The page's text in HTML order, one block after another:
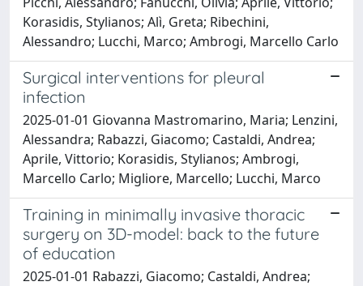
Korasidis, Stylianos; Alì, Greta; Ribechini,
Alessandro; Lucchi, Marco; Ambrogi, Marcello Carlo
Surgical interventions for pleural
infection
2025-01-01 Giovanna Mastromarino, Maria; Lenzini,
Alessandra; Rabazzi, Giacomo; Castaldi, Andrea;
Aprile, Vittorio; Korasidis, Stylianos; Ambrogi,
Marcello Carlo; Migliore, Marcello; Lucchi, Marco
Training in minimally invasive thoracic
surgery on 3D-model: back to the future
of education
2025-01-01 Rabazzi, Giacomo; Castaldi, Andrea;